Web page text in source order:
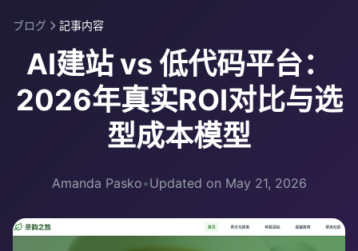
ブログ 記事内容
AI建站 vs 低代码平台：
2026年真实ROI对比与选
型成本模型
Amanda Pasko•Updated on May 21, 2026